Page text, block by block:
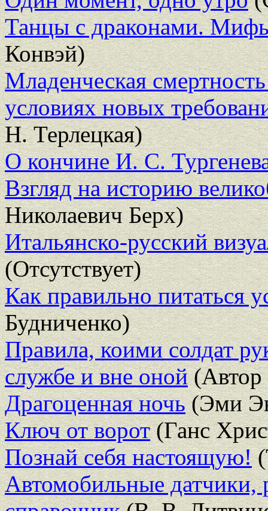
Танцы с драконами.
Конвэй)
Младенческая
условиях новых
Н. Терлецкая)
О кончине И. С.
Взгляд на историю
Николаевич Берх)
Итальянско-русский
(Отсутствует)
Как правильно питаться
Будниченко)
Правила, коими солдат
службе и вне оной(Автор
Драгоценная ночь(Эми
Ключ от ворот(Ганс
Познай себя настоящую!
Автомобильные датчики,